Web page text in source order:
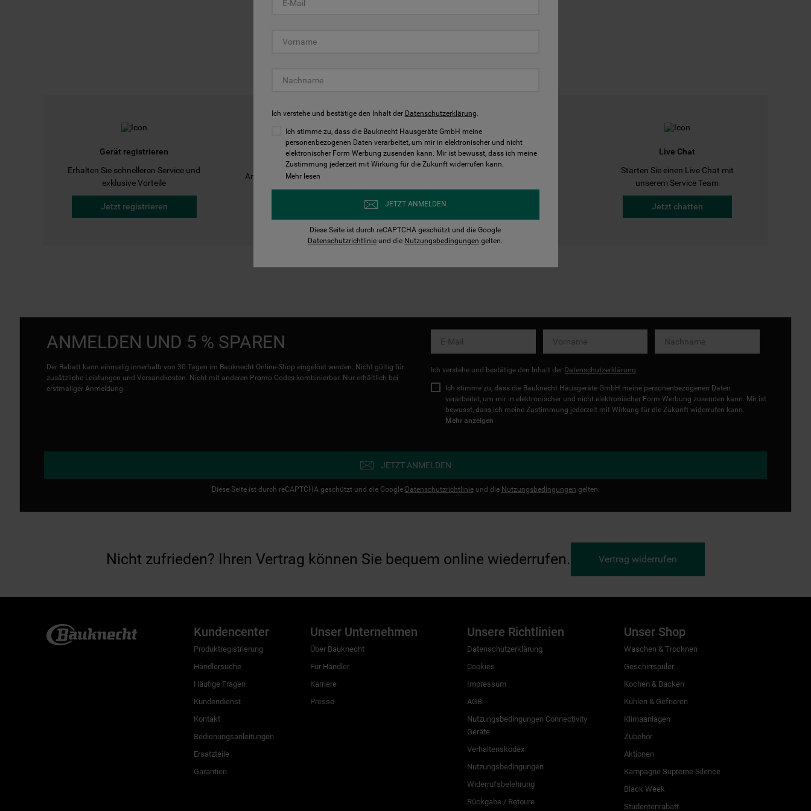
Gerät registrieren
Erhalten Sie schnelleren Service und
exklusive Vorteile
Jetzt registrieren
Bedienungsanleitungen
Anleitungen finden und herunterladen
Kontakt
Live Chat
Starten Sie einen Live Chat mit
unserem Service Team
Jetzt chatten
ANMELDEN UND 5 % SPAREN
Der Rabatt kann einmalig innerhalb von 30 Tagen im Bauknecht Online-Shop eingelöst werden. Nicht gültig für
zusätzliche Leistungen und Versandkosten. Nicht mit anderen Promo Codes kombinierbar. Nur erhältlich bei
erstmaliger Anmeldung.
Ich verstehe und bestätige den Inhalt der Datenschutzerklärung
Ich stimme zu, dass die Bauknecht Hausgeräte GmbH meine personenbezogenen Daten
verarbeitet, um mir in elektronischer und nicht elektronischer Form Werbung zusenden kann. Mir ist
bewusst, dass ich meine Zustimmung jederzeit mit Wirkung für die Zukunft widerrufen kann.
Mehr anzeigen
JETZT ANMELDEN
Diese Seite ist durch reCAPTCHA geschützt und die Google Datenschutzrichtlinieund die Nutzungsbedingungen gelten.
Nicht zufrieden? Ihren Vertrag können Sie bequem online wiederrufen. Vertrag widerrufen
Kundencenter
Produktregistrierung
Händlersuche
Häufige Fragen
Kundendienst
Kontakt
Bedienungsanleitungen
Ersatzteile
Garantien
Unser Unternehmen
Über Bauknecht
Für Händler
Karriere
Presse
Unsere Richtlinien
Datenschutzerklärung
Cookies
Impressum
AGB
Nutzungsbedingungen Connectivity
Geräte
Verhaltenskodex
Nutzungsbedingungen
Widerrufsbelehrung
Rückgabe / Retoure
Unser Shop
Waschen & Trocknen
Geschirrspüler
Kochen & Backen
Kühlen & Gefrieren
Klimaanlagen
Zubehör
Aktionen
Kampagne Supreme Silence
Black Week
Studentenrabatt
Ich verstehe und bestätige den Inhalt der Datenschutzerklärung.
Ich stimme zu, dass die Bauknecht Hausgeräte GmbH meine
personenbezogenen Daten verarbeitet, um mir in elektronischer und nicht
elektronischer Form Werbung zusenden kann. Mir ist bewusst, dass ich meine
Zustimmung jederzeit mit Wirkung für die Zukunft widerrufen kann.
Mehr lesen
JETZT ANMELDEN
Diese Seite ist durch reCAPTCHA geschützt und die Google
Datenschutzrichtlinie und die Nutzungsbedingungen gelten.